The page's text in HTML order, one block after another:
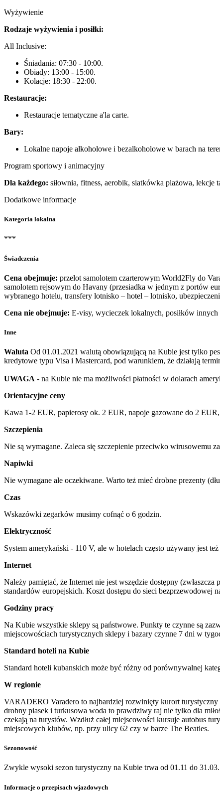
Wyżywienie
Rodzaje wyżywienia i posiłki:
All Inclusive:
Śniadania: 07:30 - 10:00.
Obiady: 13:00 - 15:00.
Kolacje: 18:30 - 22:00.
Restauracje:
Restauracje tematyczne a'la carte.
Bary:
Lokalne napoje alkoholowe i bezalkoholowe w barach na
Program sportowy i animacyjny
Dla każdego: siłownia, fitness, aerobik, siatkówka plażowa, lekcje
Dodatkowe informacje
Kategoria lokalna
***
Świadczenia
Cena obejmuje: przelot samolotem czarterowym World2Fly do
samolotem rejsowym do Havany (przesiadka w jednym z portów
wybranego hotelu, transfery lotnisko – hotel – lotnisko,
Cena nie obejmuje: E-visy, wycieczek lokalnych, posiłków
Inne
Waluta Od 01.01.2021 walutą obowiązującą na Kubie jest tylko
kredytowe typu Visa i Mastercard, pod warunkiem, że działają
UWAGA - na Kubie nie ma możliwości płatności w dolarach
Orientacyjne ceny
Kawa 1-2 EUR, papierosy ok. 2 EUR, napoje gazowane do 2
Szczepienia
Nie są wymagane. Zaleca się szczepienie przeciwko wirusowemu
Napiwki
Nie wymagane ale oczekiwane. Warto też mieć drobne prezenty
Czas
Wskazówki zegarków musimy cofnąć o 6 godzin.
Elektryczność
System amerykański - 110 V, ale w hotelach często używany jest
Internet
Należy pamiętać, że Internet nie jest wszędzie dostępny
standardów europejskich. Koszt dostępu do sieci bezprzewodowej
Godziny pracy
Na Kubie wszystkie sklepy są państwowe. Punkty te czynne są
miejscowościach turystycznych sklepy i bazary czynne 7 dni w
Standard hoteli na Kubie
Standard hoteli kubanskich może być różny od porównywalnej
W regionie
VARADERO Varadero to najbardziej rozwinięty kurort turystyczny
drobny piasek i turkusowa woda to prawdziwy raj nie tylko dla
czekają na turystów. Wzdłuż całej miejscowości kursuje autobus
miejscowych klubów, np. przy ulicy 62 czy w barze The Beatles.
Sezonowość
Zwykle wysoki sezon turystyczny na Kubie trwa od 01.11 do 31.03.
Informacje o przepisach wjazdowych